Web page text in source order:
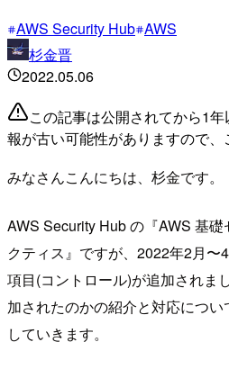
AWS Security Hub AWS
杉金晋
2022.05.06
この記事は公開されてから1
報が古い可能性がありますので、
みなさんこんにちは、杉金です。
AWS Security Hub の『AWS 基
クティス』ですが、2022年2月〜
項目(コントロール)が追加されま
加されたのかの紹介と対応につ
していきます。